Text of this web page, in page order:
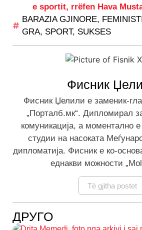
e sportit, rrëfen Hava
BARAZIA GJINORE,
GRA, SPORT, SUKSES
Фисник
Фисник Џелили е заменик-
„Порталб.мк“. Дипломирал
комуникација, а моментално
студии на насоката
дипломатија. Фисник е ко-
еднакви можности
Të gjitha postet
ДРУГО